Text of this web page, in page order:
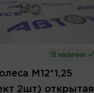
В наличии
М12*1,25
2шт) открытая